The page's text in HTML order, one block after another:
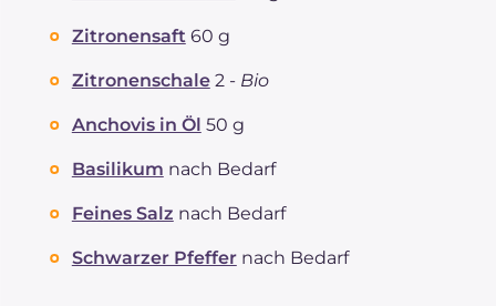
Zitronensaft 60 g
Zitronenschale 2 - Bio
Anchovis in Öl 50 g
Basilikum nach Bedarf
Feines Salz nach Bedarf
Schwarzer Pfeffer nach Bedarf